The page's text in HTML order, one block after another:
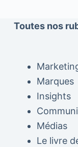
Toutes nos
Marques
Insights
Médias
Le livre